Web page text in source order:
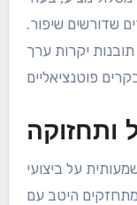
שדורשים שיפור.
יקרות ערך
ותחזוקה
על ביצועי
היטב עם